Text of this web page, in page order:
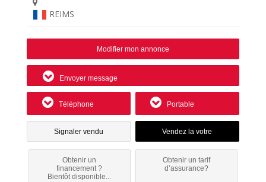
REIMS
Modifier mon annonce
Envoyer message
Téléphone Portable
Signaler vendu
Obtenir un
financement ?
Bientôt disponible...
Obtenir un tarif
d’assurance?